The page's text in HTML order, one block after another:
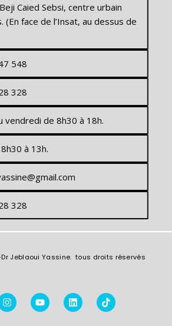
Caied Sebsi, centre urbain
(En face de l’Insat, au dessus de
548
328
vendredi de 8h30 à 18h.
à 13h.
328
Jeblaoui Yassine. tous droits réservés
I
n
s
Y
o
u
L
i
n
T
i
k